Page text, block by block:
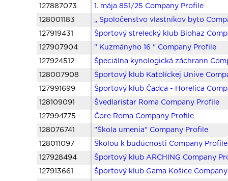
127887073
1. mája 851/25 Company Profile
128001183
„ Spoločenstvo vlastníkov byto
127919431
Športový strelecký klub Biohaz
127907904
" Kuzmányho 16 " Company Profile
127924512
Špeciálna kynologická záchrann
128007908
Športový klub Katolíckej Unive
127991699
Športový klub Čadca - Horelica
128109091
Švedlaristar Roma Company Profile
127994775
Čore Roma Company Profile
128076741
"Škola umenia" Company Profile
128011097
Školou k budúcnosti Company Profile
127928494
Športový klub ARCHING Company
127913661
Športový klub Gama Košice